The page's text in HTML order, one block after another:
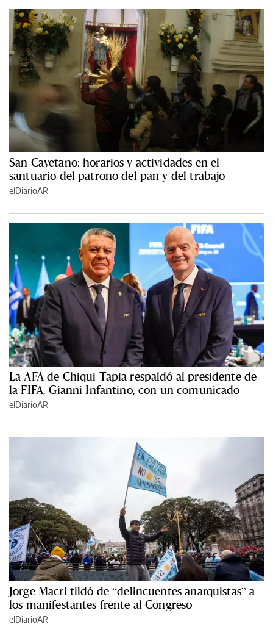
San Cayetano: horarios y actividades en el
santuario del patrono del pan y del trabajo
elDiarioAR
La AFA de Chiqui Tapia respaldó al presidente de
la FIFA, Gianni Infantino, con un comunicado
elDiarioAR
Jorge Macri tildó de “delincuentes anarquistas” a
los manifestantes frente al Congreso
elDiarioAR